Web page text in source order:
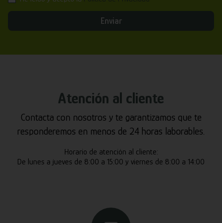
Enviar
Atención al cliente
Contacta con nosotros y te garantizamos que te
responderemos en menos de 24 horas laborables.
Horario de atención al cliente:
De lunes a jueves de 8:00 a 15:00 y viernes de 8:00 a 14:00